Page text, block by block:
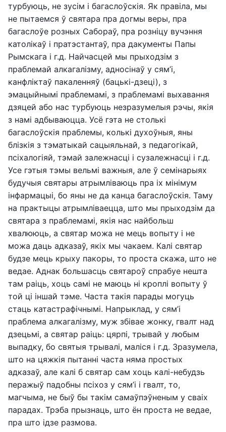
турбуюць, не зусім і багаслоўскія. Як правіла, мы
не пытаемся ў святара пра догмы веры, пра
багаслоўе розных Сабораў, пра розніцу вучэння
католікаў і пратэстантаў, пра дакументы Папы
Рымскага і г.д. Найчасцей мы прыходзім з
праблемай алкагалізму, адносінаў у сям’і,
канфліктаў пакаленняў (бацькі-дзеці), з
эмацыйнымі праблемамі, з праблемамі выхавання
дзяцей або нас турбуюць незразумелыя рэчы, якія
з намі адбываюцца. Усё гэта не столькі
багаслоўскія праблемы, колькі духоўныя, яны
блізкія з тэматыкай сацыяльнай, з педагогікай,
псіхалогіяй, тэмай залежнасці і сузалежнасці і г.д.
Усе гэтыя тэмы вельмі важныя, але ў семінарыях
будучыя святары атрымліваюць пра іх мінімум
інфармацыі, бо яны не да канца багаслоўскія. Таму
на практыцы атрымліваецца, што мы прыходзім да
святара з праблемамі, якія нас найбольш
хвалююць, а святар можа не мець вопыту і не
можа даць адказаў, якіх мы чакаем. Калі святар
будзе мець крыху пакоры, то проста скажа, што не
ведае. Аднак большасць святароў спрабуе нешта
там раіць, хоць самі не маюць ні кроплі вопыту ў
той ці іншай тэме. Часта такія парады могуць
стаць катастрафічнымі. Напрыклад, у сям’і
праблема алкагалізму, муж збівае жонку, гвалт над
дзецьмі, а святар раіць: цярпі, трывай у любым
выпадку, бо святыя трывалі, маліся і г.д. Зразумела,
што на цяжкія пытанні часта няма простых
адказаў, але калі б святар сам хоць калі-небудзь
перажыў падобны псіхоз у сям’і і гвалт, то,
магчыма, не быў бы такім самаўпэўненым у сваіх
парадах. Трэба прызнаць, што ён проста не ведае,
пра што ідзе размова.